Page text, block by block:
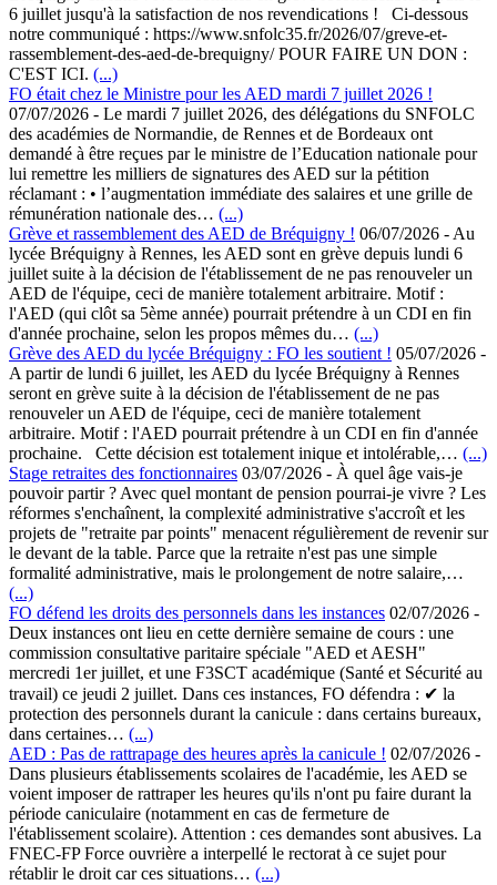
6 juillet jusqu'à la satisfaction de nos revendications ! Ci-dessous
notre communiqué : https://www.snfolc35.fr/2026/07/greve-et-
rassemblement-des-aed-de-brequigny/ POUR FAIRE UN DON :
C'EST ICI. (...)
FO était chez le Ministre pour les AED mardi 7 juillet 2026 !
07/07/2026 - Le mardi 7 juillet 2026, des délégations du SNFOLC
des académies de Normandie, de Rennes et de Bordeaux ont
demandé à être reçues par le ministre de l’Education nationale pour
lui remettre les milliers de signatures des AED sur la pétition
réclamant : • l’augmentation immédiate des salaires et une grille de
rémunération nationale des… (...)
Grève et rassemblement des AED de Bréquigny ! 06/07/2026 - Au
lycée Bréquigny à Rennes, les AED sont en grève depuis lundi 6
juillet suite à la décision de l'établissement de ne pas renouveler un
AED de l'équipe, ceci de manière totalement arbitraire. Motif :
l'AED (qui clôt sa 5ème année) pourrait prétendre à un CDI en fin
d'année prochaine, selon les propos mêmes du… (...)
Grève des AED du lycée Bréquigny : FO les soutient ! 05/07/2026 -
A partir de lundi 6 juillet, les AED du lycée Bréquigny à Rennes
seront en grève suite à la décision de l'établissement de ne pas
renouveler un AED de l'équipe, ceci de manière totalement
arbitraire. Motif : l'AED pourrait prétendre à un CDI en fin d'année
prochaine. Cette décision est totalement inique et intolérable,… (...)
Stage retraites des fonctionnaires 03/07/2026 - À quel âge vais-je
pouvoir partir ? Avec quel montant de pension pourrai-je vivre ? Les
réformes s'enchaînent, la complexité administrative s'accroît et les
projets de "retraite par points" menacent régulièrement de revenir sur
le devant de la table. Parce que la retraite n'est pas une simple
formalité administrative, mais le prolongement de notre salaire,…
(...)
FO défend les droits des personnels dans les instances 02/07/2026 -
Deux instances ont lieu en cette dernière semaine de cours : une
commission consultative paritaire spéciale "AED et AESH"
mercredi 1er juillet, et une F3SCT académique (Santé et Sécurité au
travail) ce jeudi 2 juillet. Dans ces instances, FO défendra : ✔ la
protection des personnels durant la canicule : dans certains bureaux,
dans certaines… (...)
AED : Pas de rattrapage des heures après la canicule ! 02/07/2026 -
Dans plusieurs établissements scolaires de l'académie, les AED se
voient imposer de rattraper les heures qu'ils n'ont pu faire durant la
période caniculaire (notamment en cas de fermeture de
l'établissement scolaire). Attention : ces demandes sont abusives. La
FNEC-FP Force ouvrière a interpellé le rectorat à ce sujet pour
rétablir le droit car ces situations… (...)